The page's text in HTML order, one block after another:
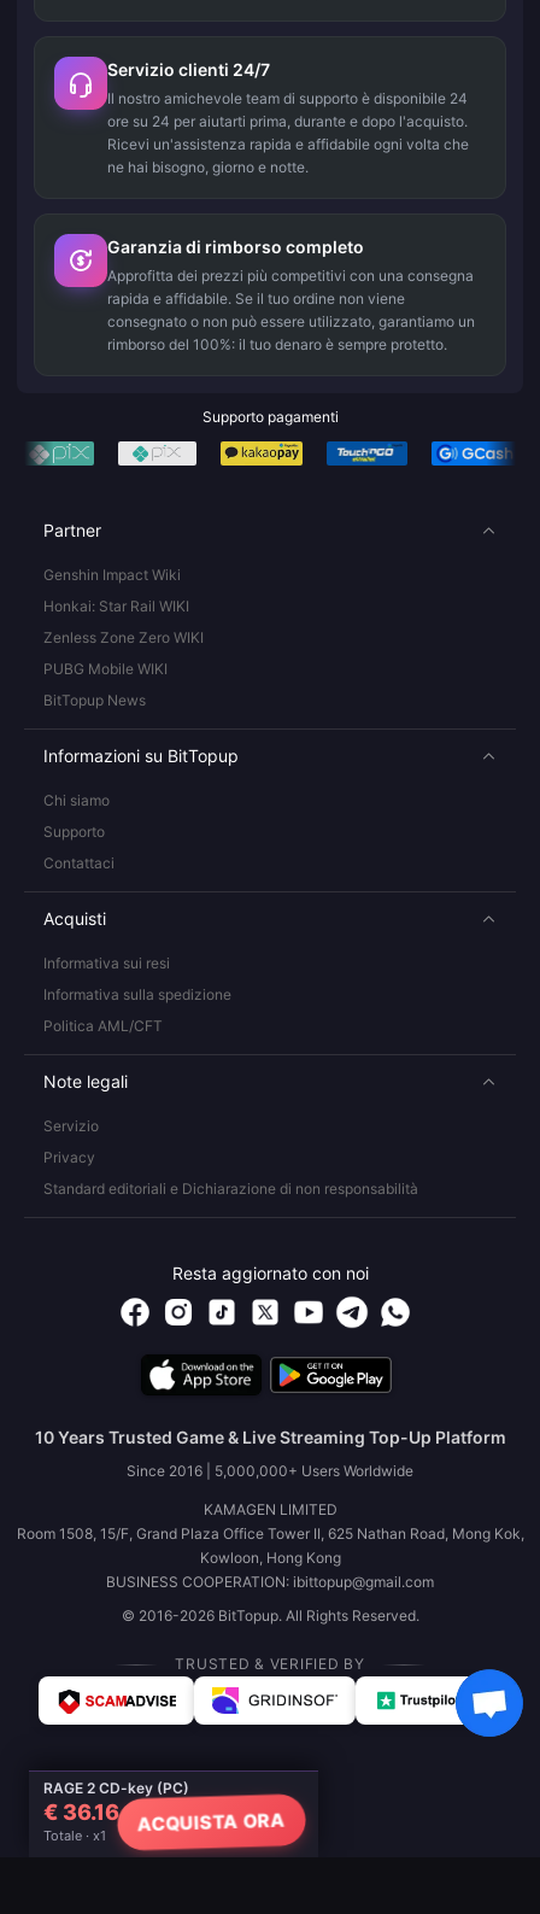
RAGE 2 CD-key (PC)
€ 36.16
Totale · x1 ACQUISTA ORA
Servizio clienti 24/7
Il nostro amichevole team di supporto è disponibile 24
ore su 24 per aiutarti prima, durante e dopo l'acquisto.
Ricevi un'assistenza rapida e affidabile ogni volta che
ne hai bisogno, giorno e notte.
Garanzia di rimborso completo
Approfitta dei prezzi più competitivi con una consegna
rapida e affidabile. Se il tuo ordine non viene
consegnato o non può essere utilizzato, garantiamo un
rimborso del 100%: il tuo denaro è sempre protetto.
Supporto pagamenti
Partner
Genshin Impact Wiki
Honkai: Star Rail WIKI
Zenless Zone Zero WIKI
PUBG Mobile WIKI
BitTopup News
Informazioni su BitTopup
Chi siamo
Supporto
Contattaci
Acquisti
Informativa sui resi
Informativa sulla spedizione
Politica AML/CFT
Note legali
Servizio
Privacy
Standard editoriali e Dichiarazione di non responsabilità
Resta aggiornato con noi
10 Years Trusted Game & Live Streaming Top-Up Platform
Since 2016 | 5,000,000+ Users Worldwide
KAMAGEN LIMITED
Room 1508, 15/F, Grand Plaza Office Tower II, 625 Nathan Road, Mong Kok,
Kowloon, Hong Kong
BUSINESS COOPERATION: ibittopup@gmail.com
© 2016-2026 BitTopup. All Rights Reserved.
TRUSTED & VERIFIED BY